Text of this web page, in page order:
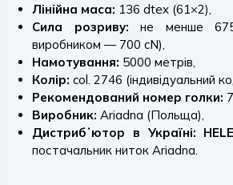
Лінійна маса: 136 dtex (61×2),
Сила розриву: не менше 675
виробником — 700 cN),
Намотування: 5000 метрів,
Колір: col. 2746 (індивідуальний
Рекомендований номер голки:
Виробник: Ariadna (Польща),
Дистрибʼютор в Україні:
постачальник ниток Ariadna.